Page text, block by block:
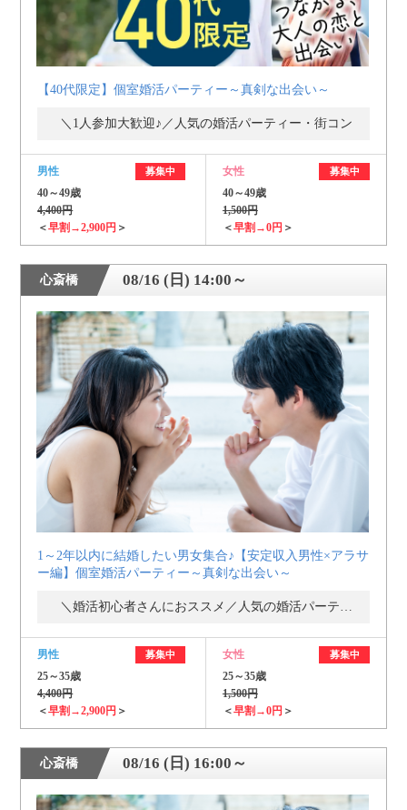
【40代限定】個室婚活パーティー～真剣な出会い～
＼1人参加大歓迎♪／人気の婚活パーティー・街コン
男性 募集中
40～49歳
4,400円
＜早割→2,900円 ＞
女性 募集中
40～49歳
1,500円
＜早割→0円 ＞
心斎橋 08/16 (日) 14:00～
1～2年以内に結婚したい男女集合♪【安定収入男性×アラサ
ー編】個室婚活パーティー～真剣な出会い～
＼婚活初心者さんにおススメ／人気の婚活パーティー・街コン
男性 募集中
25～35歳
4,400円
＜早割→2,900円 ＞
女性 募集中
25～35歳
1,500円
＜早割→0円 ＞
心斎橋 08/16 (日) 16:00～